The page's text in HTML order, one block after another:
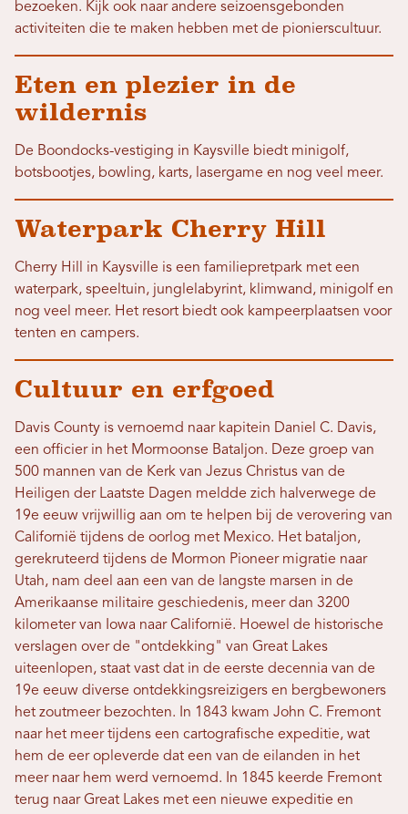
bezoeken. Kijk ook naar andere seizoensgebonden
activiteiten die te maken hebben met de pionierscultuur.
Eten en plezier in de
wildernis
De Boondocks-vestiging in Kaysville biedt minigolf,
botsbootjes, bowling, karts, lasergame en nog veel meer.
Waterpark Cherry Hill
Cherry Hill in Kaysville is een familiepretpark met een
waterpark, speeltuin, junglelabyrint, klimwand, minigolf en
nog veel meer. Het resort biedt ook kampeerplaatsen voor
tenten en campers.
Cultuur en erfgoed
Davis County is vernoemd naar kapitein Daniel C. Davis,
een officier in het Mormoonse Bataljon. Deze groep van
500 mannen van de Kerk van Jezus Christus van de
Heiligen der Laatste Dagen meldde zich halverwege de
19e eeuw vrijwillig aan om te helpen bij de verovering van
Californië tijdens de oorlog met Mexico. Het bataljon,
gerekruteerd tijdens de Mormon Pioneer migratie naar
Utah, nam deel aan een van de langste marsen in de
Amerikaanse militaire geschiedenis, meer dan 3200
kilometer van Iowa naar Californië. Hoewel de historische
verslagen over de "ontdekking" van Great Lakes
uiteenlopen, staat vast dat in de eerste decennia van de
19e eeuw diverse ontdekkingsreizigers en bergbewoners
het zoutmeer bezochten. In 1843 kwam John C. Fremont
naar het meer tijdens een cartografische expeditie, wat
hem de eer opleverde dat een van de eilanden in het
meer naar hem werd vernoemd. In 1845 keerde Fremont
terug naar Great Lakes met een nieuwe expeditie en